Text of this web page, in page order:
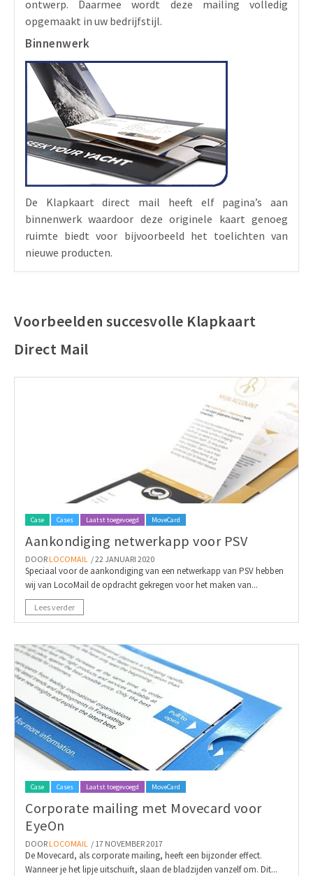
ontwerp. Daarmee wordt deze mailing volledig
opgemaakt in uw bedrijfstijl.
Binnenwerk
De Klapkaart direct mail heeft elf pagina’s aan
binnenwerk waardoor deze originele kaart genoeg
ruimte biedt voor bijvoorbeeld het toelichten van
nieuwe producten.
Voorbeelden succesvolle Klapkaart
Direct Mail
Case Cases Laatst toegevoegd MoveCard
Aankondiging netwerkapp voor PSV
DOOR LOCOMAIL / 22 JANUARI 2020
Speciaal voor de aankondiging van een netwerkapp van PSV hebben
wij van LocoMail de opdracht gekregen voor het maken van...
Lees verder
Case Cases Laatst toegevoegd MoveCard
Corporate mailing met Movecard voor
EyeOn
DOOR LOCOMAIL / 17 NOVEMBER 2017
De Movecard, als corporate mailing, heeft een bijzonder effect.
Wanneer je het lipje uitschuift, slaan de bladzijden vanzelf om. Dit...